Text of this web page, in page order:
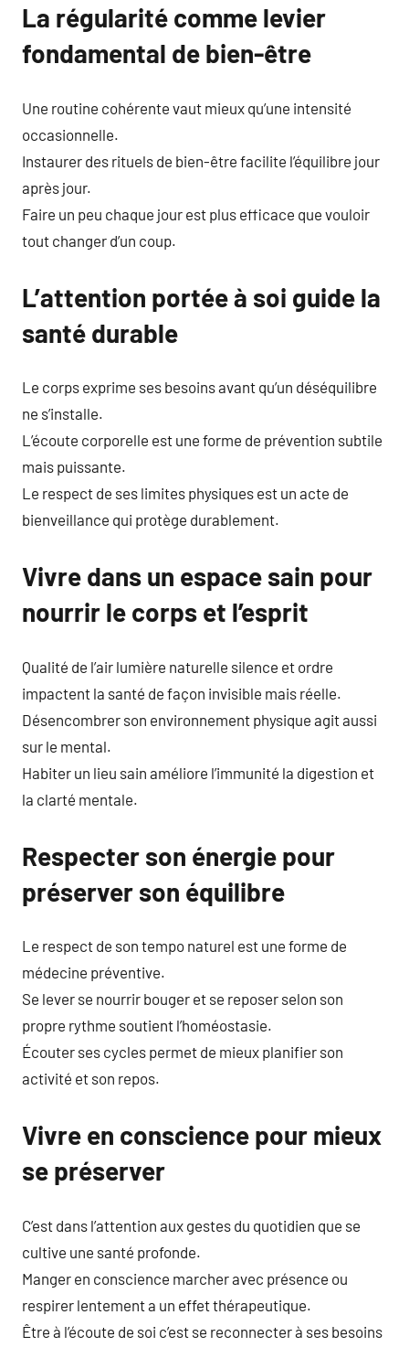
La régularité comme levier
fondamental de bien-être
Une routine cohérente vaut mieux qu’une intensité
occasionnelle.
Instaurer des rituels de bien-être facilite l’équilibre jour
après jour.
Faire un peu chaque jour est plus efficace que vouloir
tout changer d’un coup.
L’attention portée à soi guide la
santé durable
Le corps exprime ses besoins avant qu’un déséquilibre
ne s’installe.
L’écoute corporelle est une forme de prévention subtile
mais puissante.
Le respect de ses limites physiques est un acte de
bienveillance qui protège durablement.
Vivre dans un espace sain pour
nourrir le corps et l’esprit
Qualité de l’air lumière naturelle silence et ordre
impactent la santé de façon invisible mais réelle.
Désencombrer son environnement physique agit aussi
sur le mental.
Habiter un lieu sain améliore l’immunité la digestion et
la clarté mentale.
Respecter son énergie pour
préserver son équilibre
Le respect de son tempo naturel est une forme de
médecine préventive.
Se lever se nourrir bouger et se reposer selon son
propre rythme soutient l’homéostasie.
Écouter ses cycles permet de mieux planifier son
activité et son repos.
Vivre en conscience pour mieux
se préserver
C’est dans l’attention aux gestes du quotidien que se
cultive une santé profonde.
Manger en conscience marcher avec présence ou
respirer lentement a un effet thérapeutique.
Être à l’écoute de soi c’est se reconnecter à ses besoins